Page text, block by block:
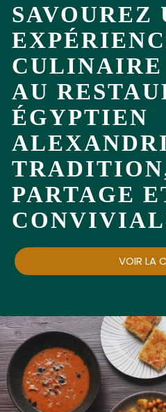
SAVOUREZ
CULINAIRE
AU
ÉGYPTIEN
PARTAGE
VOIR LA